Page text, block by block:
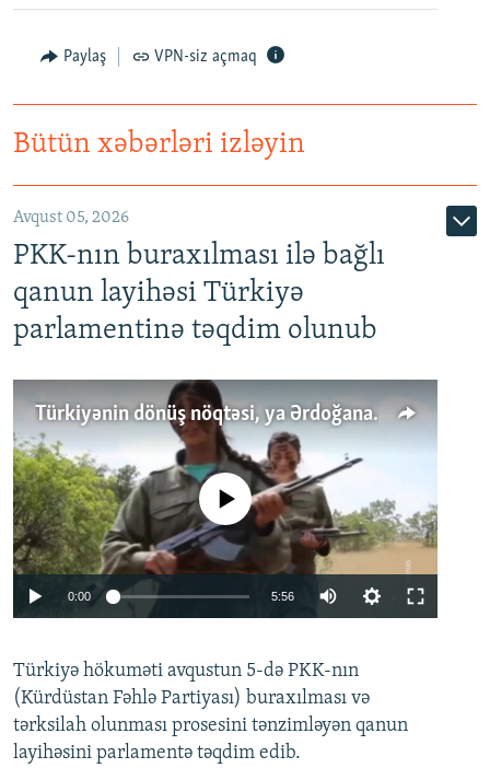
Paylaş VPN-siz açmaq
Bütün xəbərləri izləyin
Avqust 05, 2026
PKK-nın buraxılması ilə bağlı
qanun layihəsi Türkiyə
parlamentinə təqdim olunub
Türkiyənin dönüş nöqtəsi, ya Ərdoğana üçüncü şans: PKK ilə qəfil barışıq nə deməkdir?
Auto 240p 360p 480p
720p 1080p
No media source currently available
0:00 5:56
360p
480p
Türkiyə hökuməti avqustun 5-də PKK-nın
(Kürdüstan Fəhlə Partiyası) buraxılması və
tərksilah olunması prosesini tənzimləyən qanun
layihəsini parlamentə təqdim edib.